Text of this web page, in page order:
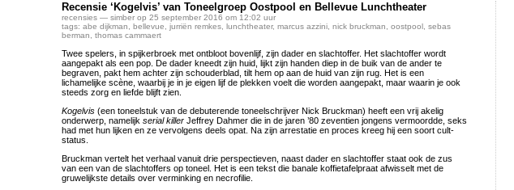
Recensie ‘Kogelvis’ van Toneelgroep Oostpool en Bellevue Lunchtheater
recensies — simber op 25 september 2016 om 12:02 uur
tags: abe dijkman bellevue jurriën remkes lunchtheater, marcus azzini nick bruckman oostpool sebas
berman
thomas cammaert
Twee spelers, in spijkerbroek met ontbloot bovenlijf, zijn dader en slachtoffer. Het slachtoffer wordt
aangepakt als een pop. De dader kneedt zijn huid, lijkt zijn handen diep in de buik van de ander te
begraven, pakt hem achter zijn schouderblad, tilt hem op aan de huid van zijn rug. Het is een
lichamelijke scène, waarbij je in je eigen lijf de plekken voelt die worden aangepakt, maar waarin je ook
steeds zorg en liefde blijft zien.
Kogelvis (een toneelstuk van de debuterende toneelschrijver Nick Bruckman) heeft een vrij akelig
onderwerp, namelijk serial killer Jeffrey Dahmer die in de jaren ’80 zeventien jongens vermoordde, seks
had met hun lijken en ze vervolgens deels opat. Na zijn arrestatie en proces kreeg hij een soort cult-
status.
Bruckman vertelt het verhaal vanuit drie perspectieven, naast dader en slachtoffer staat ook de zus
van een van de slachtoffers op toneel. Het is een tekst die banale koffietafelpraat afwisselt met de
gruwelijkste details over verminking en necrofilie.